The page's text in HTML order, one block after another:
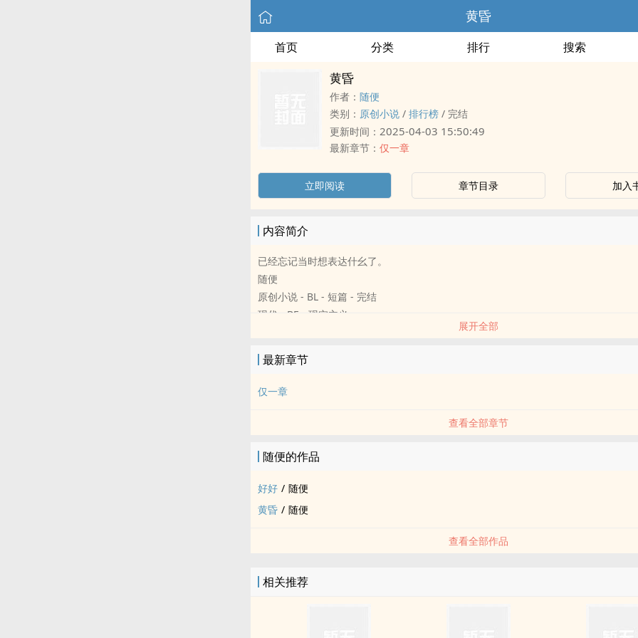
黄昏
首页 分类 排行 搜索
黄昏
作者： 随便
类别： 原创小说 / 排行榜 / 完结
更新时间： 2025-04-03 15:50:49
最新章节： 仅一章
立即阅读 章节目录 加入
内容简介
已经忘记当时想表达什幺了。
随便
原创小说 - BL - 短篇 - 完结
现代 - BE - 现实主义
孟拾觉得好像全世界都是成双入对，只有他是孤独一人，没有方向，没有追求，甚至丢
展开全部
最新章节
仅一章
查看全部章节
随便的作品
好好 / 随便
黄昏 / 随便
查看全部作品
相关推荐